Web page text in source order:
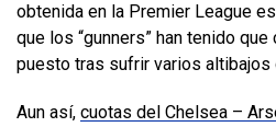
obtenida en la Premier League
que los “gunners” han tenido
puesto tras sufrir varios altibajos
Aun así, cuotas del Chelsea –